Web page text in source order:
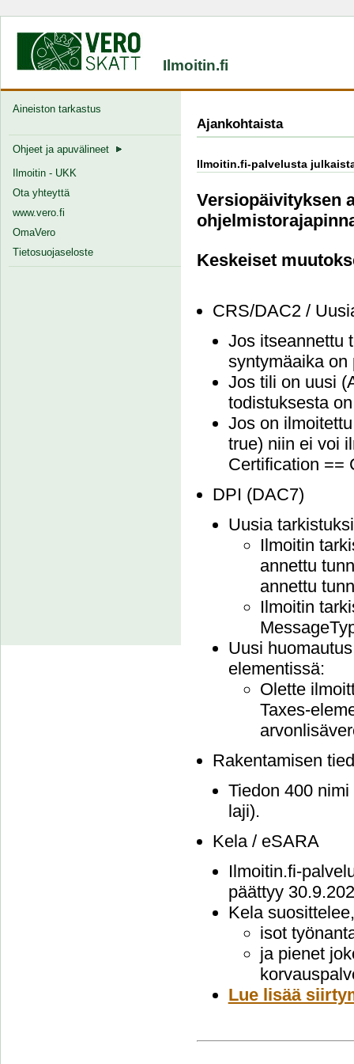
Ilmoitin.fi
Aineiston tarkastus
Ohjeet ja apuvälineet
Ilmoitin - UKK
Ota yhteyttä
www.vero.fi
OmaVero
Tietosuojaseloste
Ajankohtaista
Ilmoitin.fi-palvelusta
Versiopäivityksen
Keskeiset
CRS/DAC2 /
Jos itseannettu
syntymäaika on
Jos tili on uusi
todistuksesta
Jos on
true) niin ei voi
Certification ==
DPI (DAC7)
Uusia
Ilmoitin
annettu
annettu
Ilmoitin
Uusi
elementissä:
Olette
Taxes-
Rakentamisen
Tiedon 400
laji).
Kela / eSARA
Ilmoitin.fi-
päättyy
Kela
isot
ja pienet
Lue lisää